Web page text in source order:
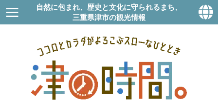
自然に包まれ、歴史と文化に守られるまち、
三重県津市の観光情報